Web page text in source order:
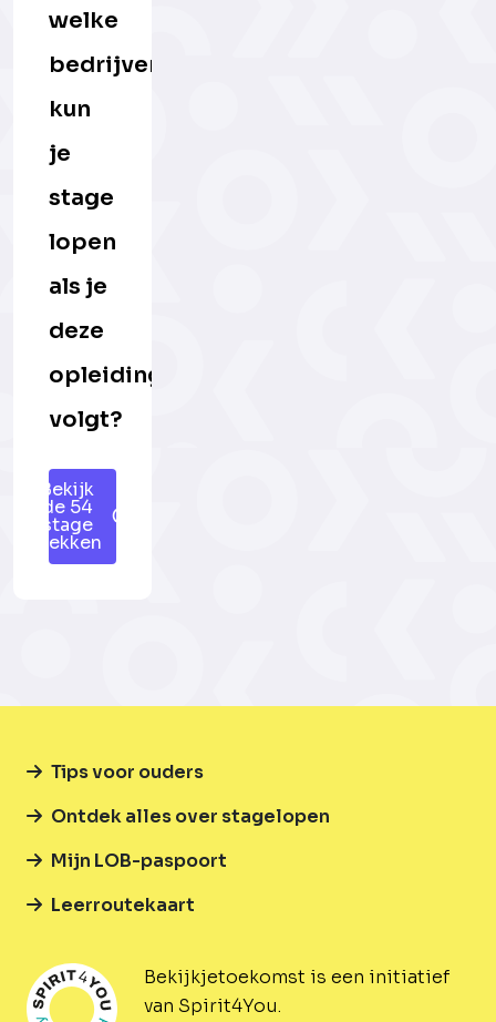
welke
bedrijven
kun
je
stage
lopen
als je
deze
opleiding
volgt?
Bekijk
de 54
stage
plekken
Bekijkjetoekomst is een initiatief
van Spirit4You.
Tips voor ouders
Ontdek alles over stagelopen
Mijn LOB-paspoort
Leerroutekaart